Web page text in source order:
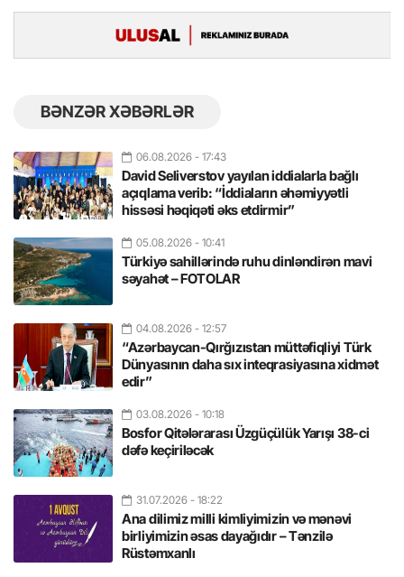
BƏNZƏR XƏBƏRLƏR
06.08.2026 - 17:43
David Seliverstov yayılan iddialarla bağlı
açıqlama verib: “İddiaların əhəmiyyətli
hissəsi həqiqəti əks etdirmir”
05.08.2026 - 10:41
Türkiyə sahillərində ruhu dinləndirən mavi
səyahət – FOTOLAR
04.08.2026 - 12:57
“Azərbaycan-Qırğızıstan müttəfiqliyi Türk
Dünyasının daha sıx inteqrasiyasına xidmət
edir”
03.08.2026 - 10:18
Bosfor Qitələrarası Üzgüçülük Yarışı 38-ci
dəfə keçiriləcək
31.07.2026 - 18:22
Ana dilimiz milli kimliyimizin və mənəvi
birliyimizin əsas dayağıdır – Tənzilə
Rüstəmxanlı